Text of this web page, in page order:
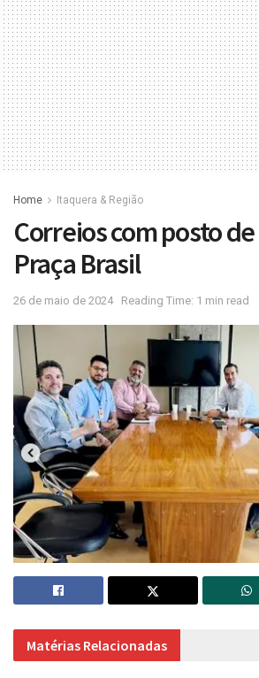
Home Itaquera & Região
Correios com posto
Praça Brasil
26 de maio de 2024 Reading Time: 1 min read
Matérias Relacionadas